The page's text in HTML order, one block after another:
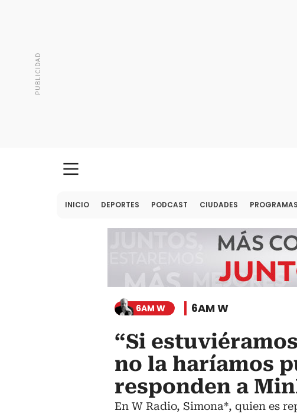
INICIO DEPORTES PODCAST CIUDADES PROGRAMAS
6AM W 6AM W
“Si
no la haríamos
responden a
En W Radio, Simona*, quien es